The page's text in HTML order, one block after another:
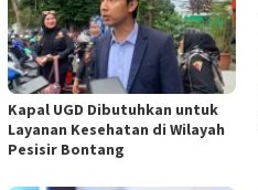
Kapal UGD Dibutuhkan untuk
Layanan Kesehatan di Wilayah
Pesisir Bontang